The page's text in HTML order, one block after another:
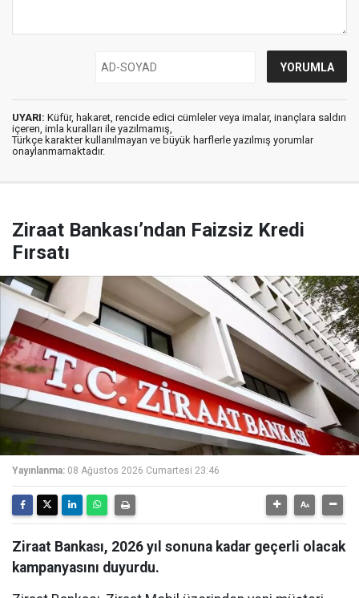
UYARI: Küfür, hakaret, rencide edici cümleler veya imalar, inançlara saldırı
içeren, imla kuralları ile yazılmamış,
Türkçe karakter kullanılmayan ve büyük harflerle yazılmış yorumlar
onaylanmamaktadır.
Ziraat Bankası’ndan Faizsiz Kredi
Fırsatı
Yayınlanma: 08 Ağustos 2026 Cumartesi 23:46
Ziraat Bankası, 2026 yıl sonuna kadar geçerli olacak
kampanyasını duyurdu.